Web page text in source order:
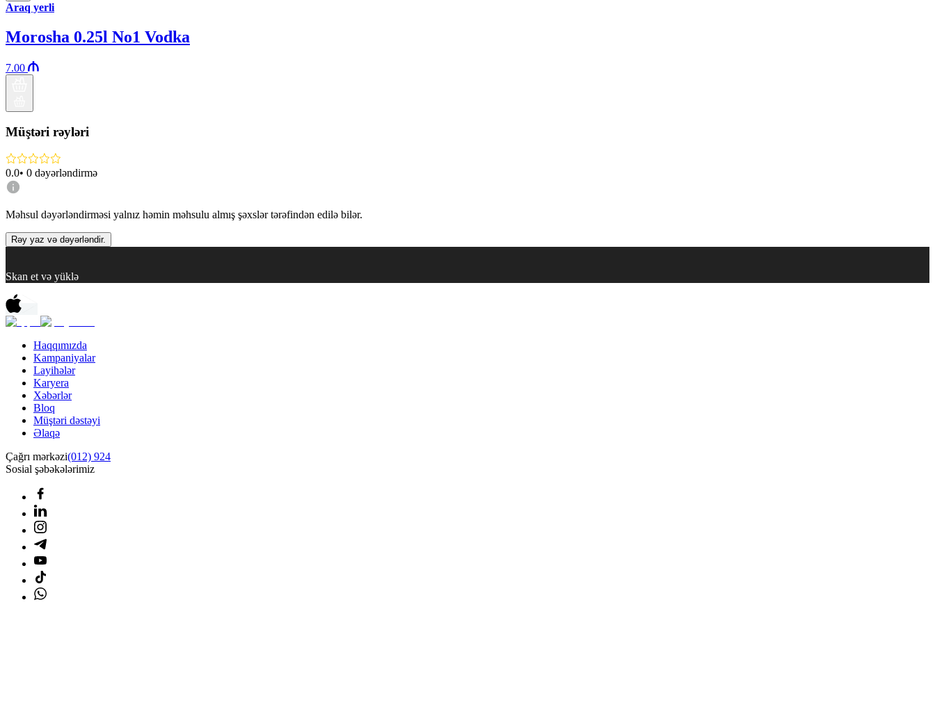
Araq yerli
Morosha 0.25l No1 Vodka
7.00
Müştəri rəyləri
0.0• 0 dəyərləndirmə
Məhsul dəyərləndirməsi yalnız həmin məhsulu almış şəxslər tərəfindən edilə bilər.
Rəy yaz və dəyərləndir.
Skan et və yüklə
Haqqımızda
Kampaniyalar
Layihələr
Karyera
Xəbərlər
Bloq
Müştəri dəstəyi
Əlaqə
Çağrı mərkəzi(012) 924
Sosial şəbəkələrimiz